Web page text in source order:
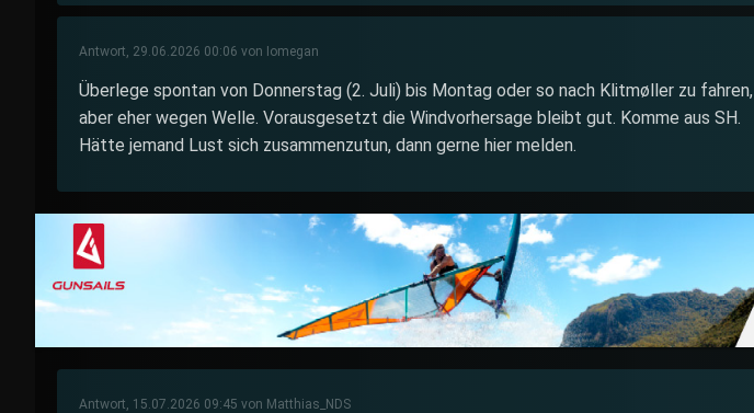
Antwort, 29.06.2026 00:06 von Iomegan
Überlege spontan von Donnerstag (2. Juli) bis Montag oder so nach Klitmøller zu fahren,
aber eher wegen Welle. Vorausgesetzt die Windvorhersage bleibt gut. Komme aus SH.
Hätte jemand Lust sich zusammenzutun, dann gerne hier melden.
Antwort, 15.07.2026 09:45 von Matthias_NDS